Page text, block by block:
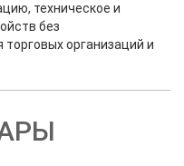
техническое и
без
организаций и